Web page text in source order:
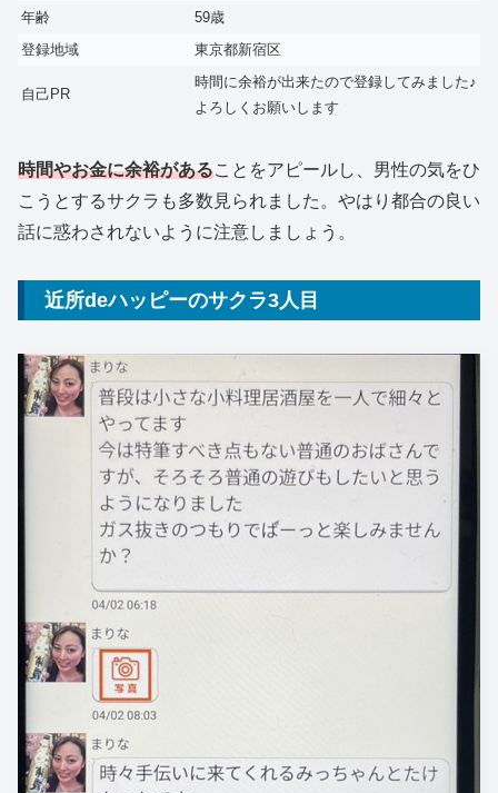
年齢
59歳
登録地域
東京都新宿区
自己PR
時間に余裕が出来たので登録してみました♪
よろしくお願いします
時間やお金に余裕があることをアピールし、男性の気をひ
こうとするサクラも多数見られました。やはり都合の良い
話に惑わされないように注意しましょう。
近所deハッピーのサクラ3人目